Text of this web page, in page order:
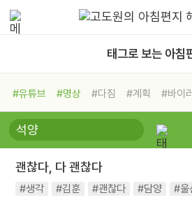
태그로 보는 아침
#유튜브 #명상 #다짐 #계획 #바이
#비전캠프
#독서캠프 #삶
#희망
#나눔 #친구 #링컨학교
#독서
#건강 #면역력
괜찮다, 다 괜찮다
#생각 #김훈 #괜찮다 #담양 #울